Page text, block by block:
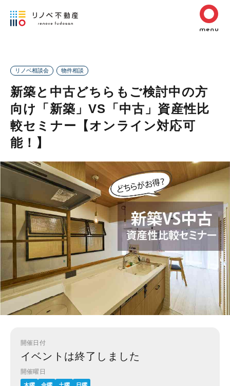
リノベ相談会 物件相談
新築と中古どちらもご検討中の方
向け「新築」VS「中古」資産性比
較セミナー【オンライン対応可
能！】
開催日付
イベントは終了しました
開催曜日